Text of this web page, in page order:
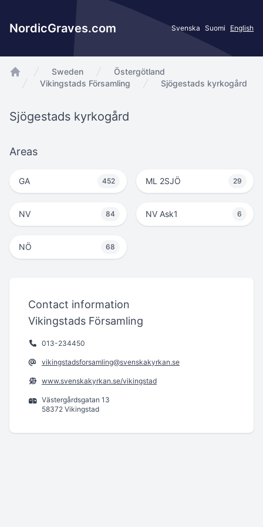
NordicGraves.com Svenska Suomi English
app.Start
Sweden
Östergötland
Vikingstads Församling
Sjögestads kyrkogård
Sjögestads kyrkogård
Areas
GA 452 ML 2SJÖ 29
NV 84 NV Ask1 6
NÖ 68
Contact information
Vikingstads Församling
013-234450
vikingstadsforsamling@svenskakyrkan.se
www.svenskakyrkan.se/vikingstad
Västergårdsgatan 13
58372 Vikingstad